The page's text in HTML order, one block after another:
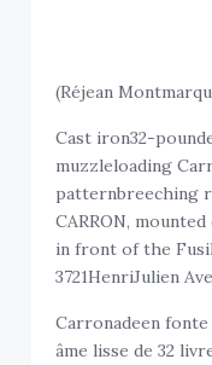
(Réjean
Cast iron32-
muzzleloading
patternbreeching
CARRON,
in front of the
3721HenriJulien
Carronadeen
âme lisse de 32